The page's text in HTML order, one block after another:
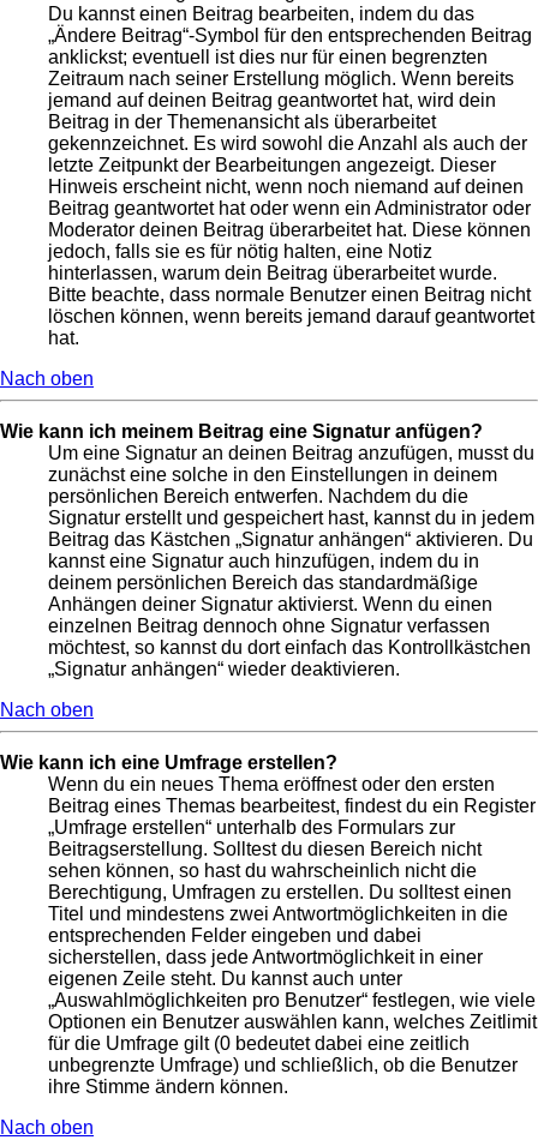
Du kannst einen Beitrag bearbeiten, indem du das
„Ändere Beitrag“-Symbol für den entsprechenden Beitrag
anklickst; eventuell ist dies nur für einen begrenzten
Zeitraum nach seiner Erstellung möglich. Wenn bereits
jemand auf deinen Beitrag geantwortet hat, wird dein
Beitrag in der Themenansicht als überarbeitet
gekennzeichnet. Es wird sowohl die Anzahl als auch der
letzte Zeitpunkt der Bearbeitungen angezeigt. Dieser
Hinweis erscheint nicht, wenn noch niemand auf deinen
Beitrag geantwortet hat oder wenn ein Administrator oder
Moderator deinen Beitrag überarbeitet hat. Diese können
jedoch, falls sie es für nötig halten, eine Notiz
hinterlassen, warum dein Beitrag überarbeitet wurde.
Bitte beachte, dass normale Benutzer einen Beitrag nicht
löschen können, wenn bereits jemand darauf geantwortet
hat.
Nach oben
Wie kann ich meinem Beitrag eine Signatur anfügen?
Um eine Signatur an deinen Beitrag anzufügen, musst du
zunächst eine solche in den Einstellungen in deinem
persönlichen Bereich entwerfen. Nachdem du die
Signatur erstellt und gespeichert hast, kannst du in jedem
Beitrag das Kästchen „Signatur anhängen“ aktivieren. Du
kannst eine Signatur auch hinzufügen, indem du in
deinem persönlichen Bereich das standardmäßige
Anhängen deiner Signatur aktivierst. Wenn du einen
einzelnen Beitrag dennoch ohne Signatur verfassen
möchtest, so kannst du dort einfach das Kontrollkästchen
„Signatur anhängen“ wieder deaktivieren.
Nach oben
Wie kann ich eine Umfrage erstellen?
Wenn du ein neues Thema eröffnest oder den ersten
Beitrag eines Themas bearbeitest, findest du ein Register
„Umfrage erstellen“ unterhalb des Formulars zur
Beitragserstellung. Solltest du diesen Bereich nicht
sehen können, so hast du wahrscheinlich nicht die
Berechtigung, Umfragen zu erstellen. Du solltest einen
Titel und mindestens zwei Antwortmöglichkeiten in die
entsprechenden Felder eingeben und dabei
sicherstellen, dass jede Antwortmöglichkeit in einer
eigenen Zeile steht. Du kannst auch unter
„Auswahlmöglichkeiten pro Benutzer“ festlegen, wie viele
Optionen ein Benutzer auswählen kann, welches Zeitlimit
für die Umfrage gilt (0 bedeutet dabei eine zeitlich
unbegrenzte Umfrage) und schließlich, ob die Benutzer
ihre Stimme ändern können.
Nach oben